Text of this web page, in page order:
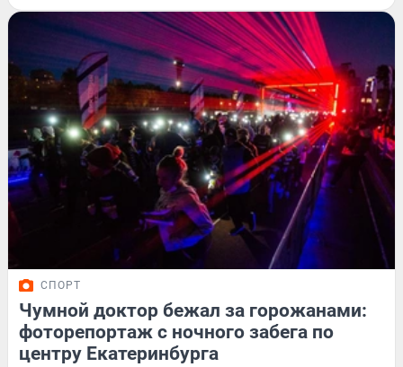
СПОРТ
Чумной доктор бежал за горожанами:
фоторепортаж с ночного забега по
центру Екатеринбурга